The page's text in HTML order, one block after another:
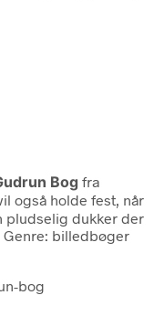
Bog fra
også holde fest, når
pludselig dukker der
Genre: billedbøger
bog